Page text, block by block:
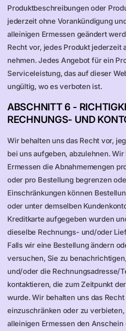
Produktbeschreibungen oder
jederzeit ohne Vorankündigung
alleinigen Ermessen geändert
Recht vor, jedes Produkt jederzeit
nehmen. Jedes Angebot für ein
Serviceleistung, das auf dieser
ungültig, wo es verboten ist.
ABSCHNITT 6 -
RECHNUNGS- UND
Wir behalten uns das Recht vor,
bei uns aufgeben, abzulehnen.
Ermessen die Abnahmemengen
oder pro Bestellung begrenzen
Einschränkungen können
oder unter demselben
Kreditkarte aufgegeben wurden
dieselbe Rechnungs- und/oder
Falls wir eine Bestellung ändern
versuchen, Sie zu
und/oder die Rechnungsadresse/
kontaktieren, die zum Zeitpunkt
wurde. Wir behalten uns das
einzuschränken oder zu
alleinigen Ermessen den